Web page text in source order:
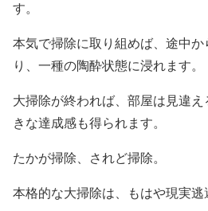
す。
本気で掃除に取り組めば、途中
り、一種の陶酔状態に浸れます。
大掃除が終われば、部屋は見違
きな達成感も得られます。
たかが掃除、されど掃除。
本格的な大掃除は、もはや現実逃